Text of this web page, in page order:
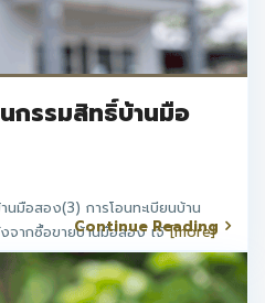
กรรมสิทธิ์บ้านมือ
มือสอง(3) การโอนทะเบียนบ้าน
จากซื้อขายบ้านมือสอง เจ้[more]
Continue Reading